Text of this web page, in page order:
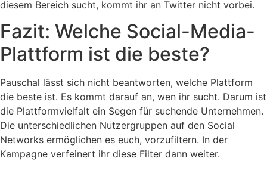
diesem Bereich sucht, kommt ihr an Twitter nicht vorbei.
Fazit: Welche Social-Media-
Plattform ist die beste?
Pauschal lässt sich nicht beantworten, welche Plattform
die beste ist. Es kommt darauf an, wen ihr sucht. Darum ist
die Plattformvielfalt ein Segen für suchende Unternehmen.
Die unterschiedlichen Nutzergruppen auf den Social
Networks ermöglichen es euch, vorzufiltern. In der
Kampagne verfeinert ihr diese Filter dann weiter.